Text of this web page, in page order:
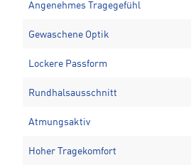
Angenehmes Tragegefühl
Gewaschene Optik
Lockere Passform
Rundhalsausschnitt
Atmungsaktiv
Hoher Tragekomfort